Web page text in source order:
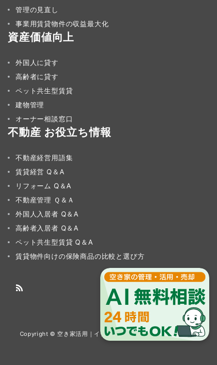
管理の見直し
事業用賃貸物件の収益最大化
資産価値向上
外国人に貸す
高齢者に貸す
ペット共生型賃貸
建物管理
オーナー相談窓口
不動産 お役立ち情報
不動産経営用語集
賃貸経営 Q＆A
リフォーム Q＆A
不動産管理 Ｑ＆Ａ
外国人入居者 Q＆A
高齢者入居者 Q＆A
ペット共生型賃貸 Q＆A
賃貸物件向けの保険商品の比較と選び方
Copyright © 空き家活用｜イチイグループ All Rights Reserved.